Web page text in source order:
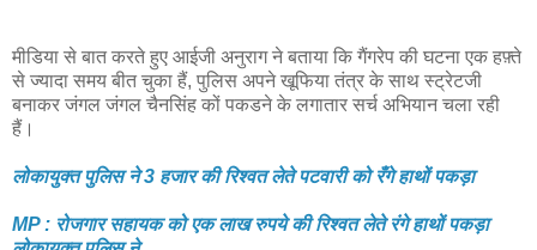
मीडिया से बात करते हुए आईजी अनुराग ने बताया कि गैंगरेप की घटना एक हफ़्ते
से ज्यादा समय बीत चुका हैं, पुलिस अपने खूफिया तंत्र के साथ स्ट्रेटजी
बनाकर जंगल जंगल चैनसिंह कों पकडने के लगातार सर्च अभियान चला रही
हैं।
लोकायुक्त पुलिस ने 3 हजार की रिश्वत लेते पटवारी को रँगे हाथों पकड़ा
MP : रोजगार सहायक को एक लाख रुपये की रिश्वत लेते रंगे हाथों पकड़ा